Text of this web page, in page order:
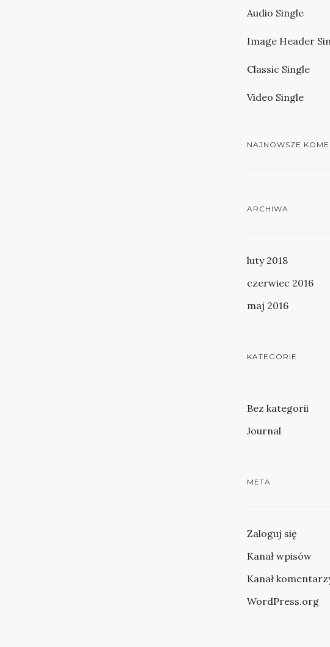
Audio Single
Image Header
Classic Single
Video Single
NAJNOWSZE
ARCHIWA
luty 2018
czerwiec 2016
maj 2016
KATEGORIE
Bez kategorii
Journal
META
Zaloguj się
Kanał wpisów
Kanał
WordPress.org